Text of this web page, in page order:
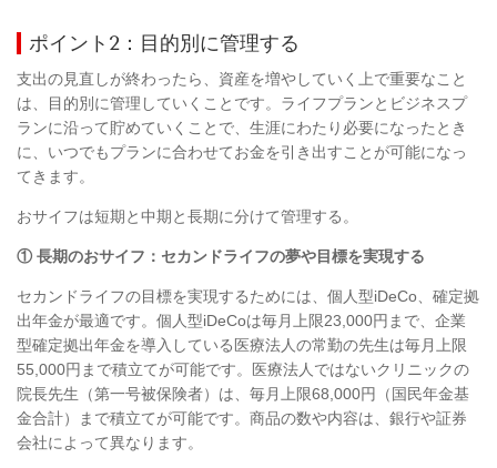
ポイント2：目的別に管理する
支出の見直しが終わったら、資産を増やしていく上で重要なこと
は、目的別に管理していくことです。ライフプランとビジネスプ
ランに沿って貯めていくことで、生涯にわたり必要になったとき
に、いつでもプランに合わせてお金を引き出すことが可能になっ
てきます。
おサイフは短期と中期と長期に分けて管理する。
① 長期のおサイフ：セカンドライフの夢や目標を実現する
セカンドライフの目標を実現するためには、個人型iDeCo、確定拠
出年金が最適です。個人型iDeCoは毎月上限23,000円まで、企業
型確定拠出年金を導入している医療法人の常勤の先生は毎月上限
55,000円まで積立てが可能です。医療法人ではないクリニックの
院長先生（第一号被保険者）は、毎月上限68,000円（国民年金基
金合計）まで積立てが可能です。商品の数や内容は、銀行や証券
会社によって異なります。